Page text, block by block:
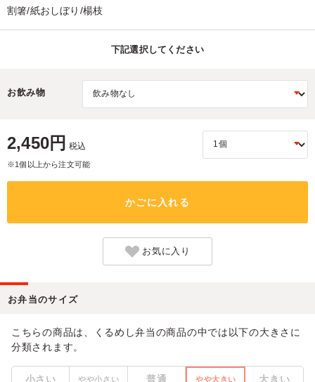
割箸/紙おしぼり/楊枝
下記選択してください
お飲み物
2,450円 税込
※1個以上から注文可能
かごに入れる
お気に入り
お弁当のサイズ
こちらの商品は、くるめし弁当の商品の中では以下の大きさに
分類されます。
小さい やや小さい 普通 やや大きい 大きい